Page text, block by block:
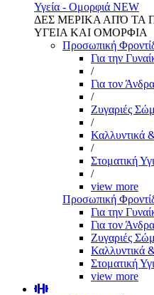
Υγεία - Ομορφιά NEW
ΔΕΣ ΜΕΡΙΚΑ ΑΠΌ ΤΑ
ΥΓΕΙΑ ΚΑΙ ΟΜΟΡΦΙΑ
Προσωπική
Για την
/
Για τον Άνδρα
/
Ζυγαριές
/
Καλλυντικά
/
Στοματική
/
view more
Προσωπική
Για την
Για τον Άνδρα
Ζυγαριές
Καλλυντικά
Στοματική
view more